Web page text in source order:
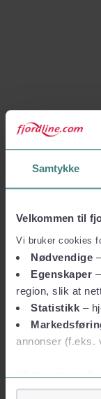
Samtykke
Velkommen til
Vi bruker cookies
Nødvendige
Egenskaper
region, slik at
Statistikk –
annonser (f.eks.
Vil du vite mer?
Om